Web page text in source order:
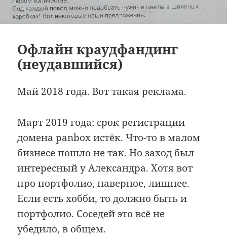
Офлайн краудфандинг
(неудавшийся)
Май 2018 года. Вот такая реклама.
Март 2019 года: срок регистрации
домена panbox истёк. Что-то в малом
бизнесе пошло не так. Но заход был
интересный у Александра. Хотя вот
про портфолио, наверное, лишнее.
Если есть хобби, то должно быть и
портфолио. Соседей это всё не
убедило, в общем.